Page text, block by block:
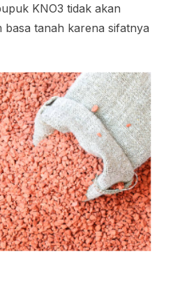
KNO3 tidak akan
basa tanah karena sifatnya